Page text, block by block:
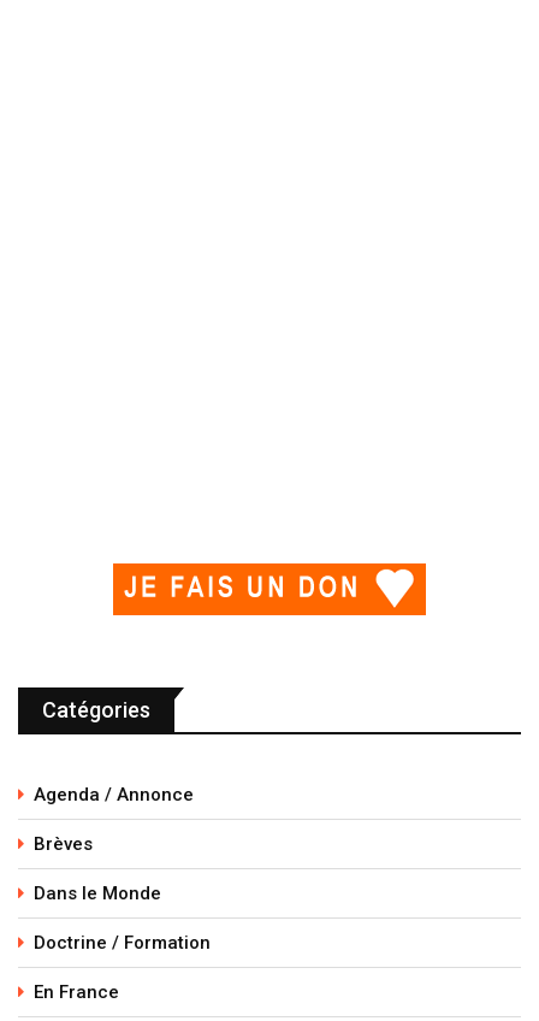
Catégories
Agenda / Annonce
Brèves
Dans le Monde
Doctrine / Formation
En France